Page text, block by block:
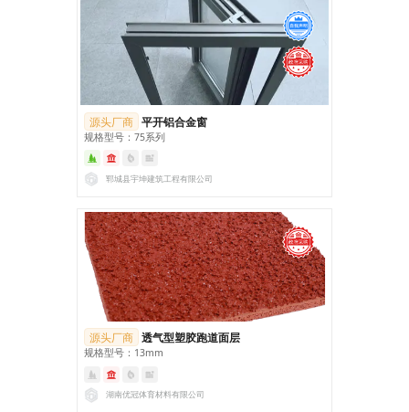
源头厂商 平开铝合金窗
规格型号：75系列
郓城县宇坤建筑工程有限公司
源头厂商 透气型塑胶跑道面层
规格型号：13mm
湖南优冠体育材料有限公司